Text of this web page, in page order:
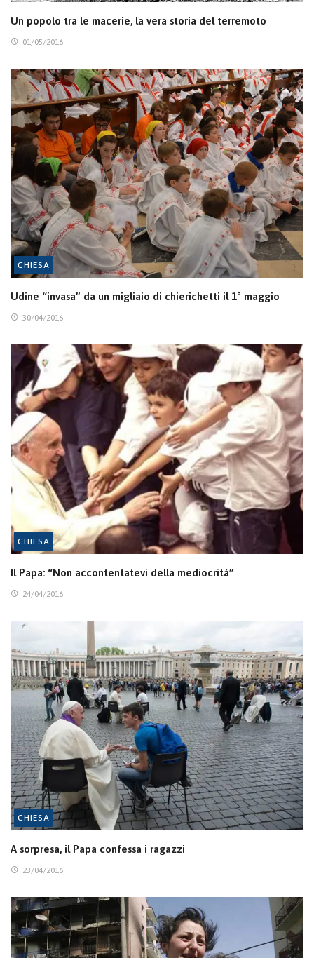
Un popolo tra le macerie, la vera storia del terremoto
01/05/2016
CHIESA
Udine “invasa” da un migliaio di chierichetti il 1° maggio
30/04/2016
CHIESA
Il Papa: “Non accontentatevi della mediocrità”
24/04/2016
CHIESA
A sorpresa, il Papa confessa i ragazzi
23/04/2016